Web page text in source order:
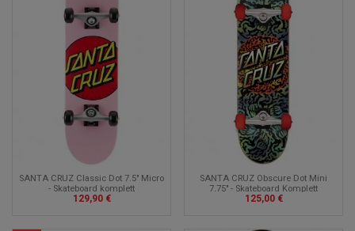
SANTA CRUZ Classic Dot 7.5" Micro
- Skateboard komplett
129,90 €
SANTA CRUZ Obscure Dot Mini
7.75" - Skateboard Komplett
125,00 €